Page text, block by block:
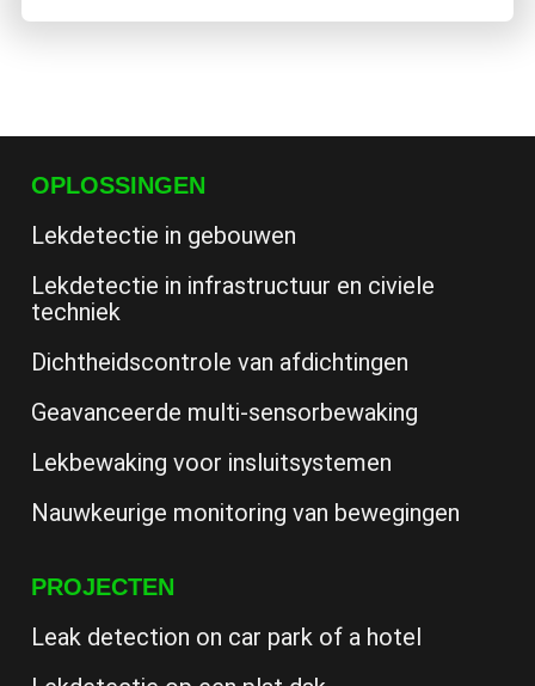
OPLOSSINGEN
Lekdetectie in gebouwen
Lekdetectie in infrastructuur en civiele
techniek
Dichtheidscontrole van afdichtingen
Geavanceerde multi-sensorbewaking
Lekbewaking voor insluitsystemen
Nauwkeurige monitoring van bewegingen
PROJECTEN
Leak detection on car park of a hotel